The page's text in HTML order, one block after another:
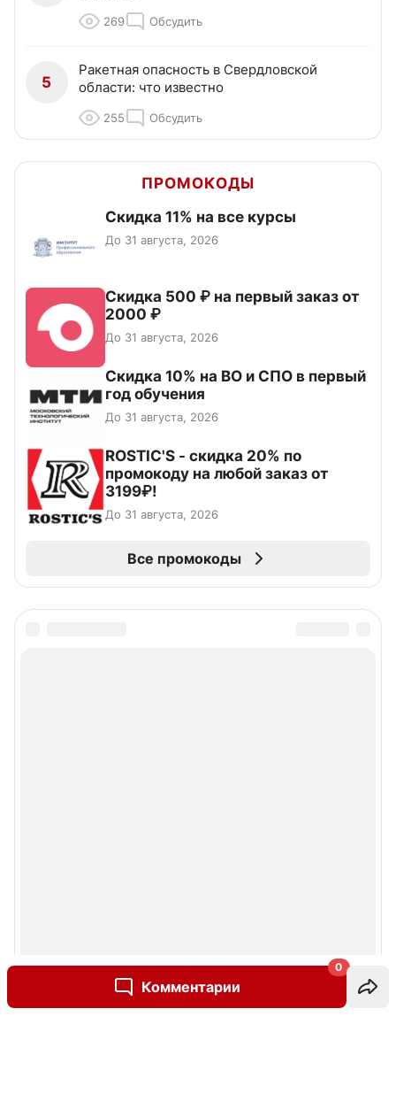
Комментарии
0
269 Обсудить
5
Ракетная опасность в Свердловской
области: что известно
255 Обсудить
ПРОМОКОДЫ
Скидка 11% на все курсы
До 31 августа, 2026
Скидка 500 ₽ на первый заказ от
2000 ₽
До 31 августа, 2026
Скидка 10% на ВО и СПО в первый
год обучения
До 31 августа, 2026
ROSTIC'S - скидка 20% по
промокоду на любой заказ от
3199₽!
До 31 августа, 2026
Все промокоды